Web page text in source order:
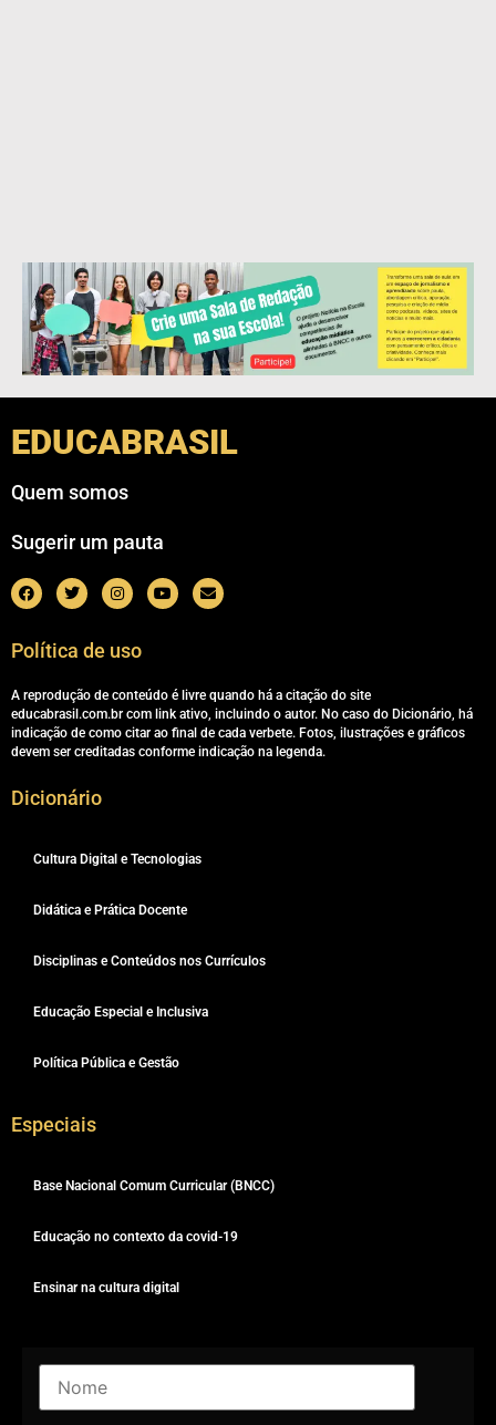
EDUCABRASIL
Quem somos
Sugerir um pauta
Política de uso
A reprodução de conteúdo é livre quando há a citação do site
educabrasil.com.br com link ativo, incluindo o autor. No caso do Dicionário, há
indicação de como citar ao final de cada verbete. Fotos, ilustrações e gráficos
devem ser creditadas conforme indicação na legenda.
Dicionário
Cultura Digital e Tecnologias
Didática e Prática Docente
Disciplinas e Conteúdos nos Currículos
Educação Especial e Inclusiva
Política Pública e Gestão
Especiais
Base Nacional Comum Curricular (BNCC)
Educação no contexto da covid-19
Ensinar na cultura digital